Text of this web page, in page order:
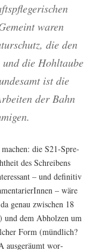
waren
die den
und die Hohl­tau­be
ist die
der Bahn
die S21-Spre­
des Schrei­bens
– und defi­ni­tiv
– wäre
genau zwi­schen 18
und dem Abhol­zen um
Form (münd­lich?
aus­ge­räumt wor­